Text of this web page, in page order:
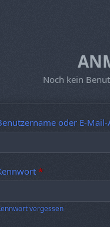
Noch kein
oder E-Mail-
*
vergessen